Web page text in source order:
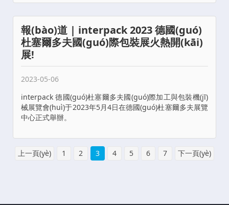
報(bào)道 | interpack 2023 德國(guó)
杜塞爾多夫國(guó)際包裝展火熱開(kāi)
展!
2023-05-06
interpack 德國(guó)杜塞爾多夫國(guó)際加工與包裝機(jī)
械展覽會(huì)于2023年5月4日在德國(guó)杜塞爾多夫展覽
中心正式舉辦。
上一頁(yè) 1 2 3 4 5 6 7 下一頁(yè)